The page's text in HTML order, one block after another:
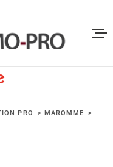
PRO
MAROMME